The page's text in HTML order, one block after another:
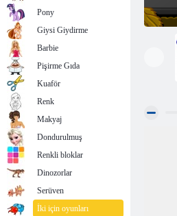
Pony
Giysi Giydirme
Barbie
Pişirme Gıda
Kuaför
Renk
Makyaj
Dondurulmuş
Renkli bloklar
Dinozorlar
Serüven
İki için oyunları